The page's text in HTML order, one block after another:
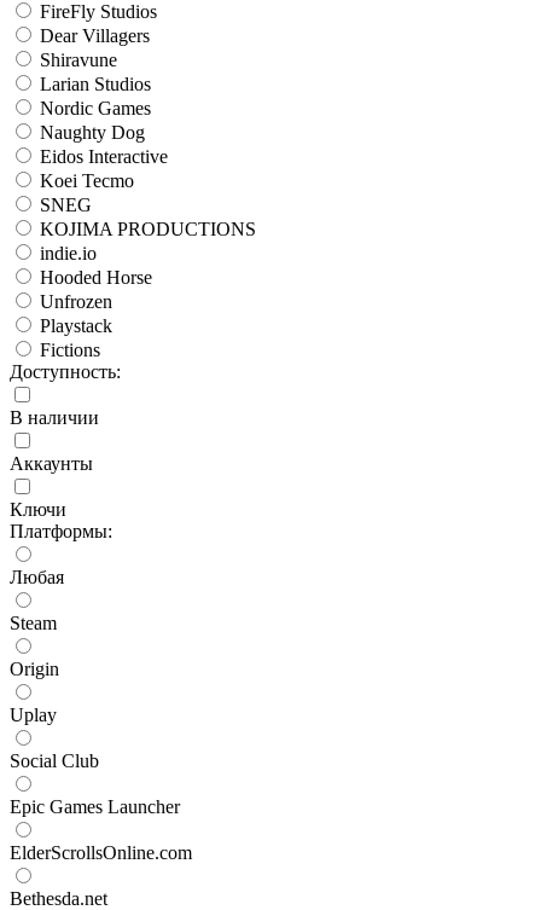
FireFly Studios
Dear Villagers
Shiravune
Larian Studios
Nordic Games
Naughty Dog
Eidos Interactive
Koei Tecmo
SNEG
KOJIMA PRODUCTIONS
indie.io
Hooded Horse
Unfrozen
Playstack
Fictions
Доступность:
В наличии
Аккаунты
Ключи
Платформы:
Любая
Steam
Origin
Uplay
Social Club
Epic Games Launcher
ElderScrollsOnline.com
Bethesda.net